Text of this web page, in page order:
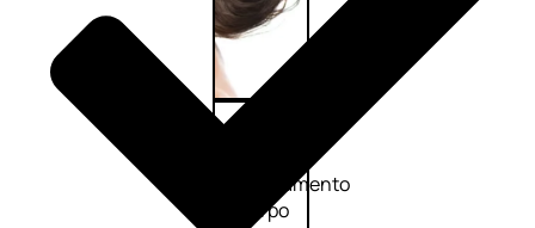
Corpo
Trattamento
corpo